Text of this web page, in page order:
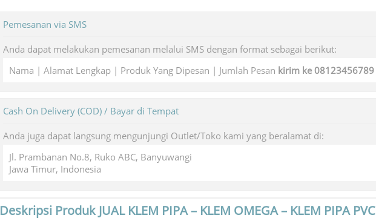
Pemesanan via SMS
Anda dapat melakukan pemesanan melalui SMS dengan format sebagai berikut:
Nama | Alamat Lengkap | Produk Yang Dipesan | Jumlah Pesan kirim ke 08123456789
Cash On Delivery (COD) / Bayar di Tempat
Anda juga dapat langsung mengunjungi Outlet/Toko kami yang beralamat di:
Jl. Prambanan No.8, Ruko ABC, Banyuwangi
Jawa Timur, Indonesia
Deskripsi Produk JUAL KLEM PIPA – KLEM OMEGA – KLEM PIPA PVC